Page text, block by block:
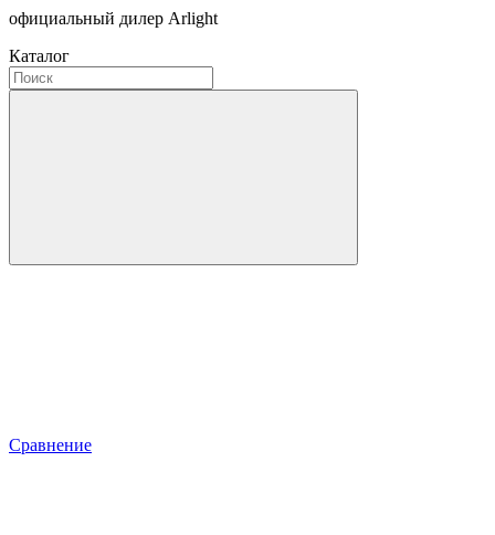
официальный дилер Arlight
Каталог
Сравнение